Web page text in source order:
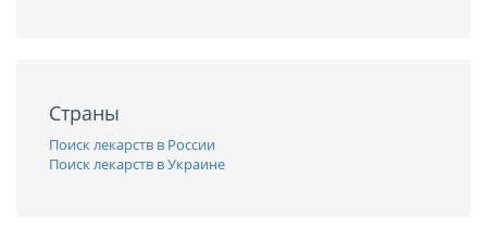
Страны
Поиск лекарств в России
Поиск лекарств в Украине